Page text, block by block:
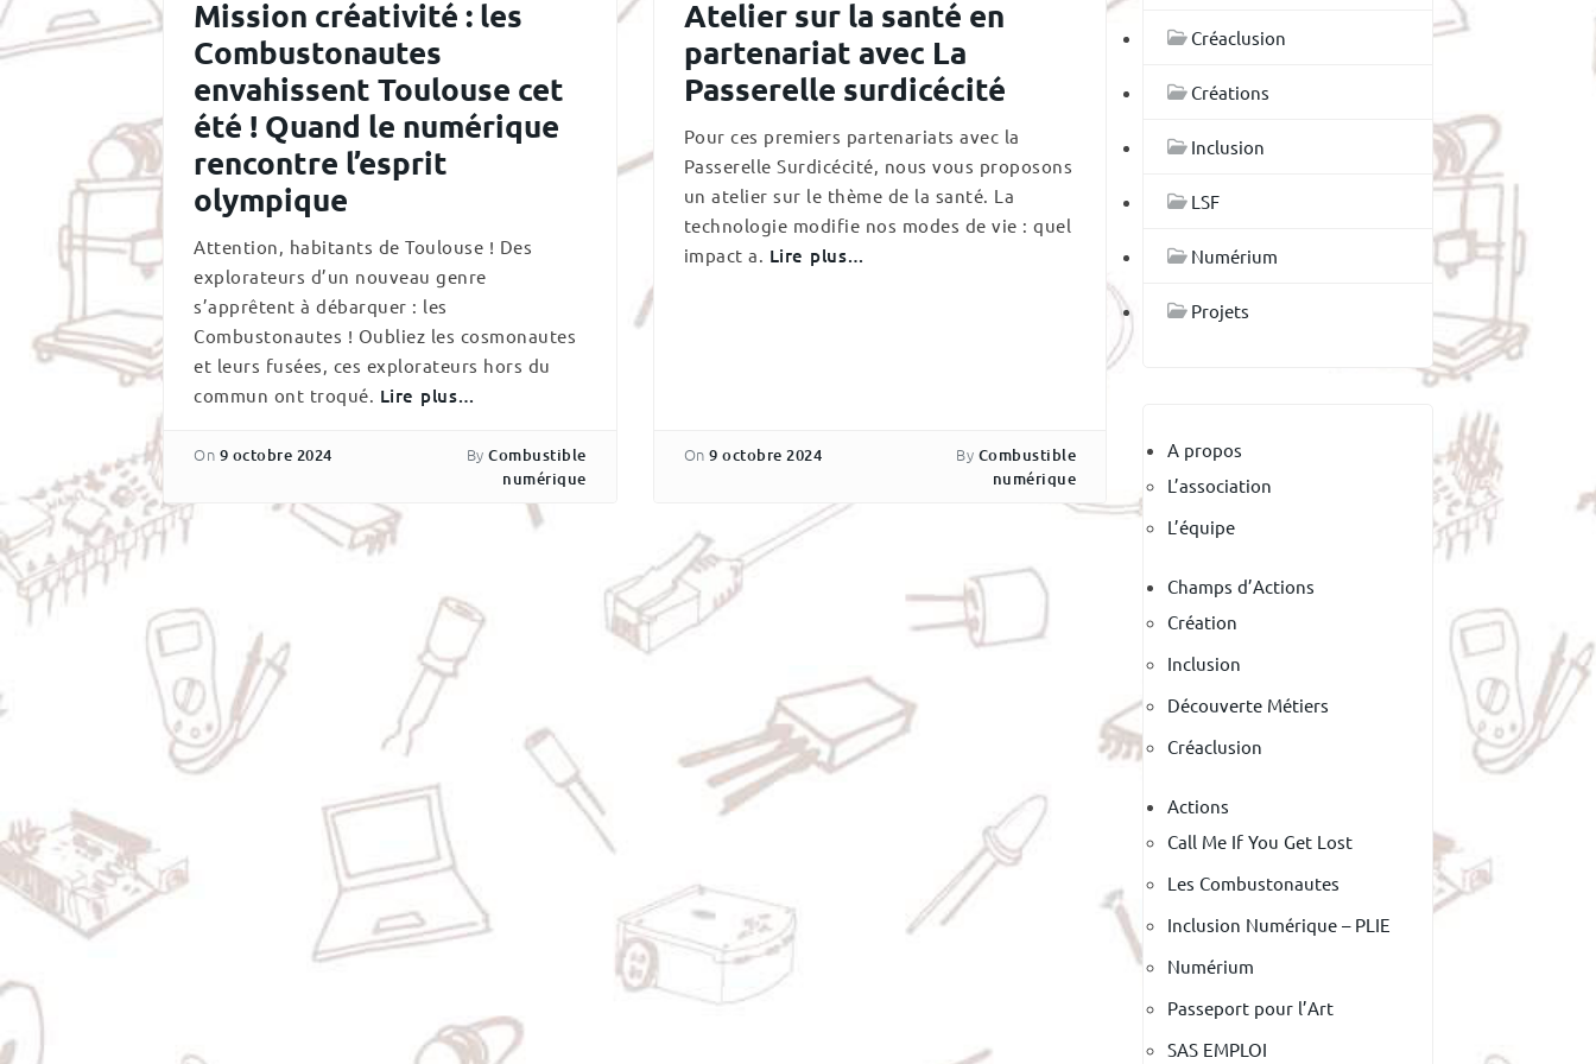
Mission créativité : les
Combustonautes
envahissent Toulouse cet
été ! Quand le numérique
rencontre l’esprit
olympique
Attention, habitants de Toulouse ! Des
explorateurs d’un nouveau genre
s’apprêtent à débarquer : les
Combustonautes ! Oubliez les cosmonautes
et leurs fusées, ces explorateurs hors du
commun ont troqué. Lire plus…
On 9 octobre 2024 By Combustible
numérique
Atelier sur la santé en
partenariat avec La
Passerelle surdicécité
Pour ces premiers partenariats avec la
Passerelle Surdicécité, nous vous proposons
un atelier sur le thème de la santé. La
technologie modifie nos modes de vie : quel
impact a. Lire plus…
On 9 octobre 2024 By Combustible
numérique
Créaclusion
Créations
Inclusion
LSF
Numérium
Projets
A propos
L’association
L’équipe
Champs d’Actions
Création
Inclusion
Découverte Métiers
Créaclusion
Actions
Call Me If You Get Lost
Les Combustonautes
Inclusion Numérique – PLIE
Numérium
Passeport pour l’Art
SAS EMPLOI